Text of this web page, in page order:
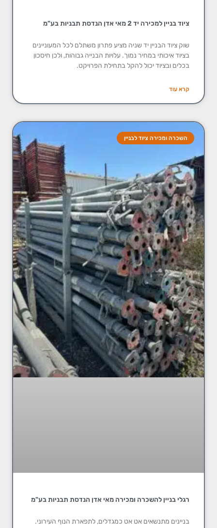
ציוד בניין למכירה יד 2 מאי אדן הנדסת תבניות בע"מ
שוק ציוד הבניין יד שניה מציע פתרון משתלם לכל המעוניינים
בציוד איכותי במחיר נמוך. עלויות הבנייה גבוהות, ולכן חיסכון
בכלים ובציוד יכול להקל בתחילת הפרויקט.
קרא עוד
השכרה ומכירה ציוד לבניין
רגלי בניין להשכרה ומכירה מאי אדן הנדסת תבניות בע"מ
בניינים מתנשאים אט אט כמגדלים, לתפארת הנוף העירוני.